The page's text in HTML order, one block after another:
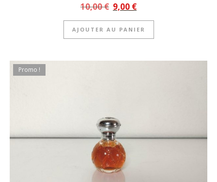
10,00€ Le prix initial était : 10,00 €.
9,00 €Le prix actuel est : 9,00 €.
AJOUTER AU PANIER
Promo !